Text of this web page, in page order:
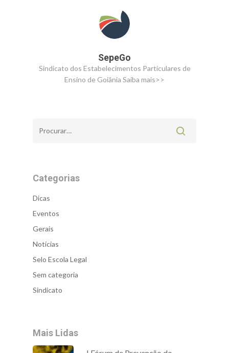
SepeGo
Sindicato dos Estabelecimentos Particulares de
Ensino de Goiânia Saiba mais>>
Categorias
Dicas
Eventos
Gerais
Notícias
Selo Escola Legal
Sem categoria
Sindicato
Mais Lidas